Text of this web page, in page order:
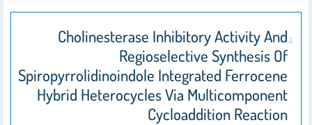
Cholinesterase Inhibitory Activity And
Regioselective Synthesis Of
Spiropyrrolidinoindole Integrated Ferrocene
Hybrid Heterocycles Via Multicomponent
Cycloaddition Reaction